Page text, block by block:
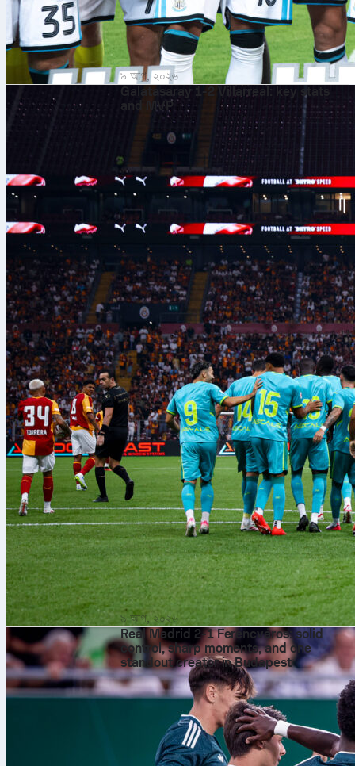
৯ আগ, ২০২৬
Galatasaray 1-2 Villarreal: key stats
and MVP
৯ আগ, ২০২৬
Real Madrid 2-1 Ferencváros: solid
control, sharp moments, and one
standout creator in Budapest